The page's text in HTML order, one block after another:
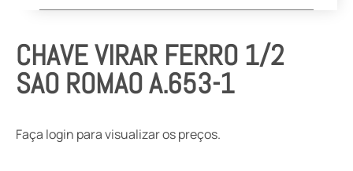
CHAVE VIRAR FERRO 1/2
SAO ROMAO A.653-1
Faça login para visualizar os preços.